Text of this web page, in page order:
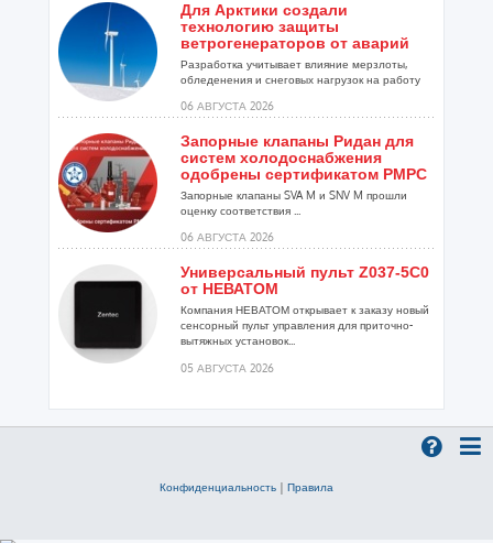
Для Арктики создали
технологию защиты
ветрогенераторов от аварий
Разработка учитывает влияние мерзлоты,
обледенения и снеговых нагрузок на работу
06 АВГУСТА 2026
Запорные клапаны Ридан для
систем холодоснабжения
одобрены сертификатом РМРС
Запорные клапаны SVA M и SNV M прошли
оценку соответствия ...
06 АВГУСТА 2026
Универсальный пульт Z037-5C0
от НЕВАТОМ
Компания НЕВАТОМ открывает к заказу новый
сенсорный пульт управления для приточно-
вытяжных установок...
05 АВГУСТА 2026
расширения ...
Конфиденциальность | Правила